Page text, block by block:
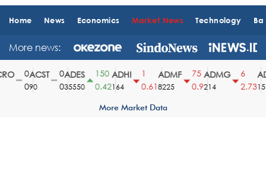
Home News Economics Market News Technology
More news:
ACST
90
ADES
35550
150
0.42
ADHI
164
0.61
ADMF
8225
75
0.9
ADMG
214
2.731510
More Market Data